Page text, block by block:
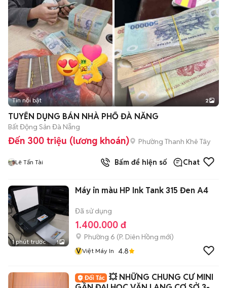
Tin nổi bật 2
TUYỂN DỤNG BÁN NHÀ PHỐ ĐÀ NẴNG
Bất Động Sản Đà Nẵng
Đến 300 triệu (lương khoán) Phường Thanh Khê Tây
Lê Tấn Tài Bấm để hiện số Chat
1 phút trước 1
Máy in màu HP Ink Tank 315 Đen A4
Đã sử dụng
1.400.000 đ
Phường 6 (P. Diên Hồng mới)
VViệt Máy In 4.8
💥 NHỮNG CHUNG CƯ MINI